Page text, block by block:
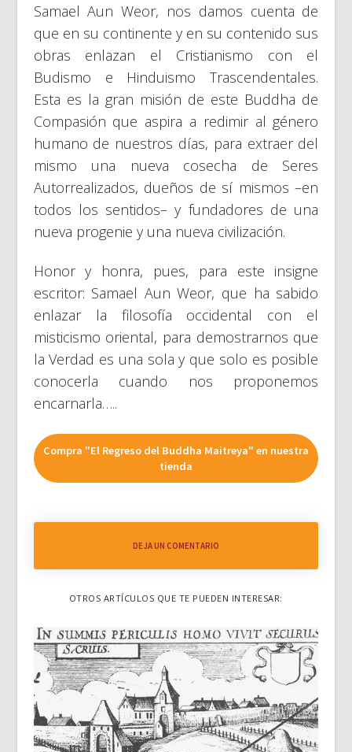
Samael Aun Weor, nos damos cuenta de
que en su continente y en su contenido sus
obras enlazan el Cristianismo con el
Budismo e Hinduismo Trascendentales.
Esta es la gran misión de este Buddha de
Compasión que aspira a redimir al género
humano de nuestros días, para extraer del
mismo una nueva cosecha de Seres
Autorrealizados, dueños de sí mismos –en
todos los sentidos– y fundadores de una
nueva progenie y una nueva civilización.
Honor y honra, pues, para este insigne
escritor: Samael Aun Weor, que ha sabido
enlazar la filosofía occidental con el
misticismo oriental, para demostrarnos que
la Verdad es una sola y que solo es posible
conocerla cuando nos proponemos
encarnarla…..
Compra "El Regreso del Buddha Maitreya" en nuestra
tienda
DEJA UN COMENTARIO
OTROS ARTÍCULOS QUE TE PUEDEN INTERESAR: